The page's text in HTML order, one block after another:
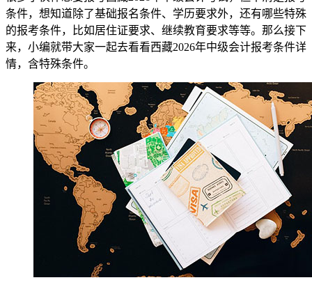
条件，想知道除了基础报名条件、学历要求外，还有哪些特殊
的报考条件，比如居住证要求、继续教育要求等等。那么接下
来，小编就带大家一起去看看西藏2026年中级会计报考条件详
情，含特殊条件。